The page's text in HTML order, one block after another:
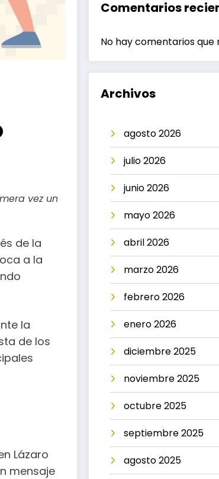
vez un
de la
a la
la
de los
Lázaro
mensaje
Comentarios
No hay comentarios que
Archivos
agosto 2026
julio 2026
junio 2026
mayo 2026
abril 2026
marzo 2026
febrero 2026
enero 2026
diciembre 2025
noviembre 2025
octubre 2025
septiembre 2025
agosto 2025